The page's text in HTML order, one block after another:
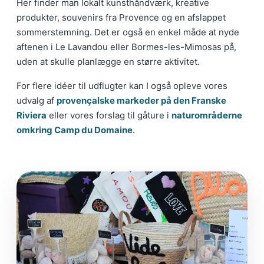
Her finder man lokalt kunsthåndværk, kreative
produkter, souvenirs fra Provence og en afslappet
sommerstemning. Det er også en enkel måde at nyde
aftenen i Le Lavandou eller Bormes-les-Mimosas på,
uden at skulle planlægge en større aktivitet.
For flere idéer til udflugter kan I også opleve vores
udvalg af provençalske markeder på den Franske
Riviera eller vores forslag til gåture i naturområderne
omkring Camp du Domaine.